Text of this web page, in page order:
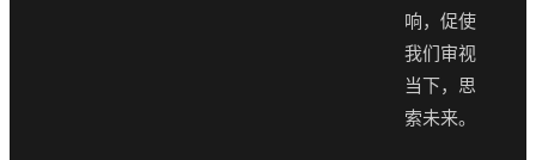
响，促使
我们审视
当下，思
索未来。